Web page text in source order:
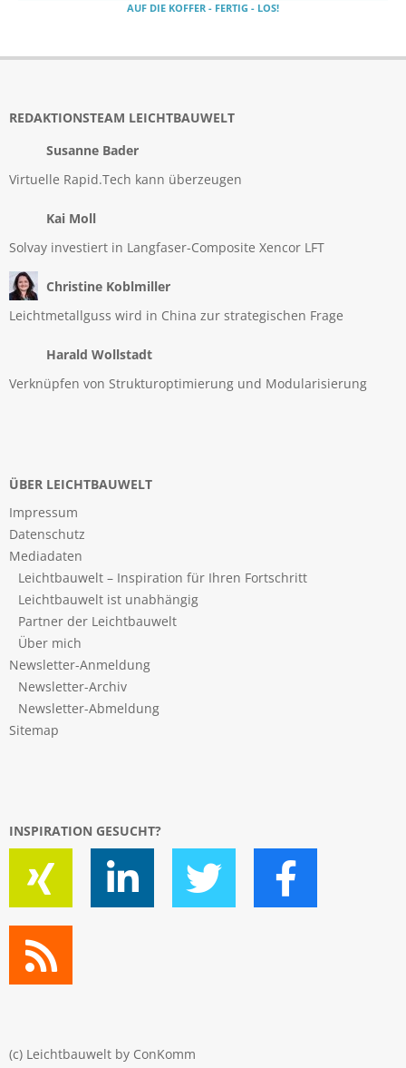
AUF DIE KOFFER - FERTIG - LOS!
REDAKTIONSTEAM LEICHTBAUWELT
Susanne Bader
Virtuelle Rapid.Tech kann überzeugen
Kai Moll
Solvay investiert in Langfaser-Composite Xencor LFT
Christine Koblmiller
Leichtmetallguss wird in China zur strategischen Frage
Harald Wollstadt
Verknüpfen von Strukturoptimierung und Modularisierung
ÜBER LEICHTBAUWELT
Impressum
Datenschutz
Mediadaten
Leichtbauwelt – Inspiration für Ihren Fortschritt
Leichtbauwelt ist unabhängig
Partner der Leichtbauwelt
Über mich
Newsletter-Anmeldung
Newsletter-Archiv
Newsletter-Abmeldung
Sitemap
INSPIRATION GESUCHT?
(c) Leichtbauwelt by ConKomm